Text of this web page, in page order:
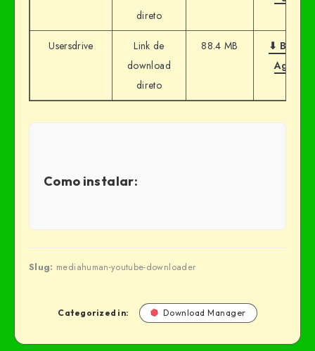
direto
Usersdrive
Link de
download
direto
88.4 MB
⬇ Baixar
Agora
Como instalar:
Slug: mediahuman-youtube-downloader
Categorized in: Download Manager